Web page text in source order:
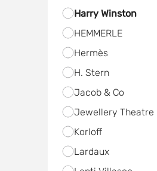
Harry Winston
HEMMERLE
Hermès
H. Stern
Jacob & Co
Jewellery Theatre
Korloff
Lardaux